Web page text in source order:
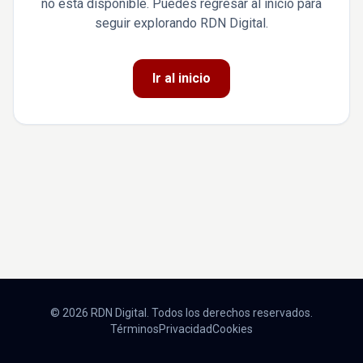
no está disponible. Puedes regresar al inicio para
seguir explorando RDN Digital.
Ir al inicio
© 2026 RDN Digital. Todos los derechos reservados.
TérminosPrivacidadCookies